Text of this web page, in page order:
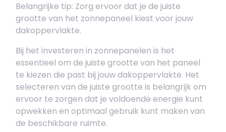
Belangrijke tip: Zorg ervoor dat je de juiste
grootte van het zonnepaneel kiest voor jouw
dakoppervlakte.
Bij het investeren in zonnepanelen is het
essentieel om de juiste grootte van het paneel
te kiezen die past bij jouw dakoppervlakte. Het
selecteren van de juiste grootte is belangrijk om
ervoor te zorgen dat je voldoende energie kunt
opwekken en optimaal gebruik kunt maken van
de beschikbare ruimte.